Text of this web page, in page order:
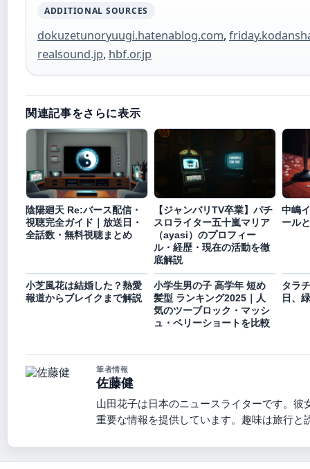
ADDITIONAL SOURCES
dokuzetunoryuugi.hatenablog.com,
realsound.jp, hbf.or.jp
関連記事をさらに表示
陰陽廻天 Re:バース配信・
視聴完全ガイド｜放送日・
全話数・無料視聴まとめ
【ジャンバリTV卒業】パチ
スロライター五十嵐マリア
（ayasi）のプロフィー
ル・経歴・現在の活動を徹
底解説
中嶋
ール
小芝風花は結婚した？熱愛
報道からブレイクまで解説
小学生男の子 高学年 短め
髪型 ランキング2025｜人
気のツーブロック・マッシ
ュ・ベリーショートを比較
タラ
日、
筆者情報
佐藤健
山田花子は日本のニュースライターです。
重要な情報を提供しています。趣味は旅行と